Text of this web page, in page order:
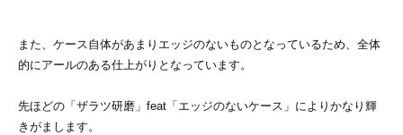
また、ケース自体があまりエッジのないものとなっているため、全体
的にアールのある仕上がりとなっています。
先ほどの「ザラツ研磨」feat「エッジのないケース」によりかなり輝
きがまします。